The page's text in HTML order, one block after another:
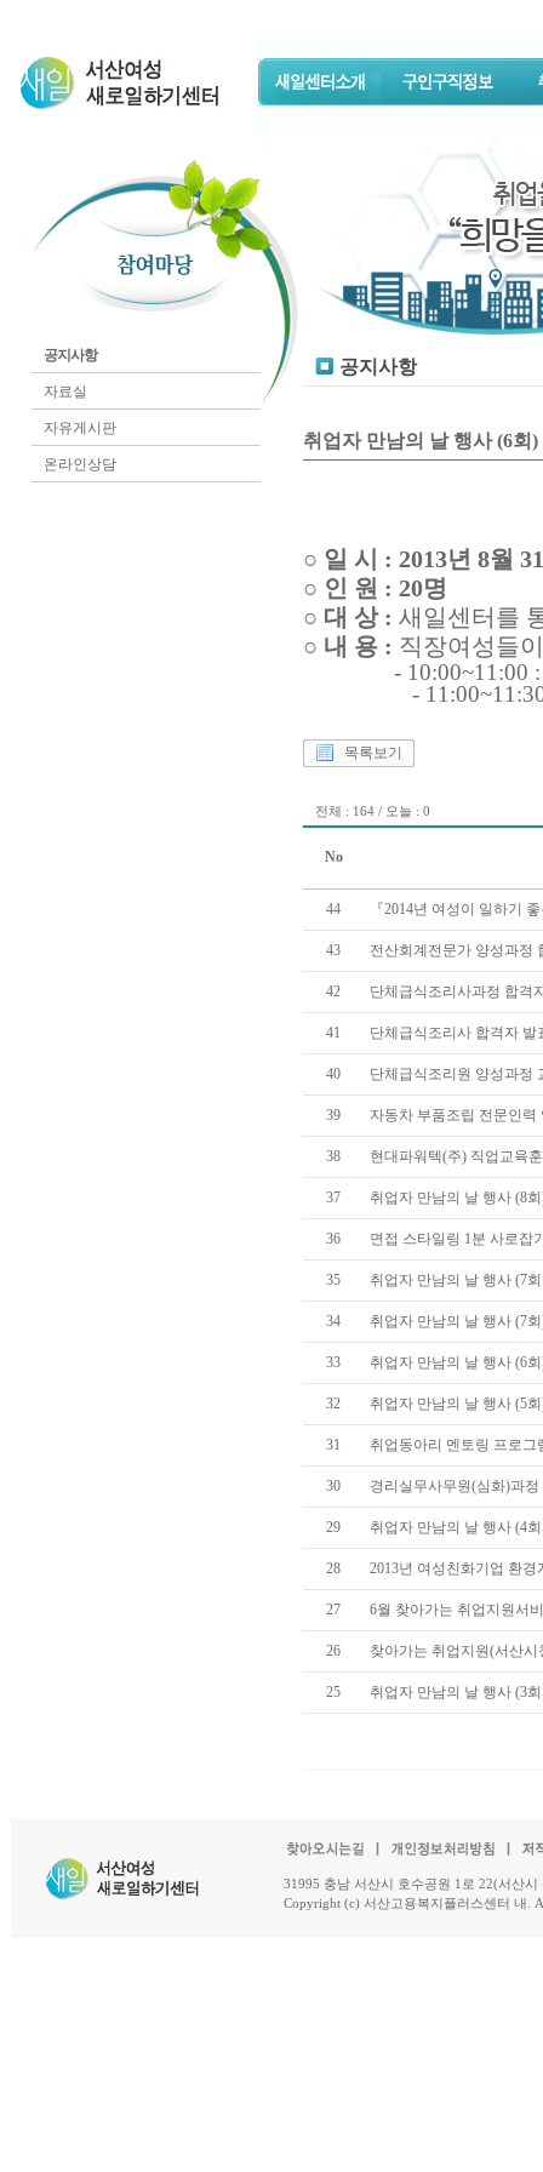
공지사항
자료실
자유게시판
온라인상담
공지사항
취업자 만남의 날 행사 (6회
○ 일 시 : 2013년 8월
○ 인 원 : 20명
○ 대 상 : 새일센터를
○ 내 용 : 직장여성들
- 10:00~11:00
- 11:00~11:30 : 천
목록보기
전체 : 164 / 오늘 : 0
No
44 『2014년 여성이 일하기
43 전산회계전문가 양성과정
42 단체급식조리사과정 합격
41 단체급식조리사 합격자
40 단체급식조리원 양성과정
39 자동차 부품조립 전문인력
38 현대파워텍(주) 직업교육
37 취업자 만남의 날 행사 (8
36 면접 스타일링 1분 사로잡
35 취업자 만남의 날 행사 (7
34 취업자 만남의 날 행사 (7
33 취업자 만남의 날 행사 (6
32 취업자 만남의 날 행사 (5
31 취업동아리 멘토링 프로그
30 경리실무사무원(심화)과
29 취업자 만남의 날 행사 (4
28 2013년 여성친화기업 환
27 6월 찾아가는 취업지원서
26 찾아가는 취업지원(서산시
25 취업자 만남의 날 행사 (3
31995 충남 서산시 호수공원 1로 22(서산
Copyright (c) 서산고용복지플러스센터 내.